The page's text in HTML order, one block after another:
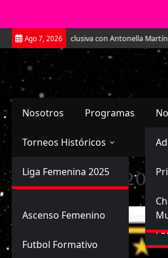
Saltar
al
contenido
Ago 7, 2026
en exclusiva con Antonella Martínez: La joya
Nosotros Programas
Torneos Históricos
Primera División
Femenina
Liga Femenina 2025
Ascenso Femenino
Futbol Formativo
Temporada: